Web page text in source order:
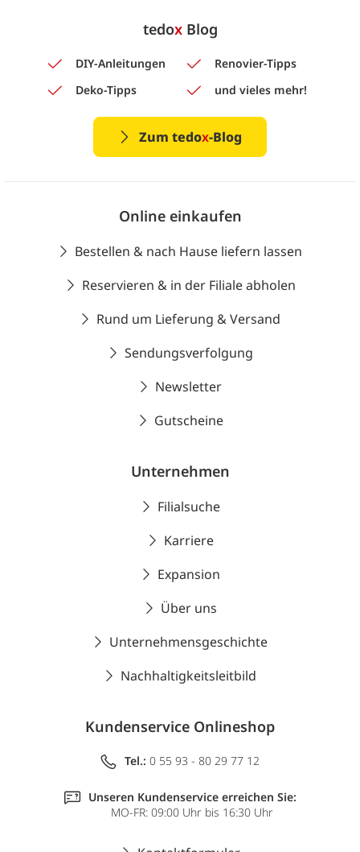
tedoxBlog
DIY-Anleitungen
Renovier-Tipps
Deko-Tipps
und vieles mehr!
Zum tedox-Blog
Online einkaufen
Bestellen & nach Hause liefern lassen
Reservieren & in der Filiale abholen
Rund um Lieferung & Versand
Sendungsverfolgung
Newsletter
Gutscheine
Unternehmen
Filialsuche
Karriere
Expansion
Über uns
Unternehmensgeschichte
Nachhaltigkeitsleitbild
Kundenservice Onlineshop
Tel.: 0 55 93 - 80 29 77 12
Unseren Kundenservice erreichen Sie:
MO-FR: 09:00 Uhr bis 16:30 Uhr